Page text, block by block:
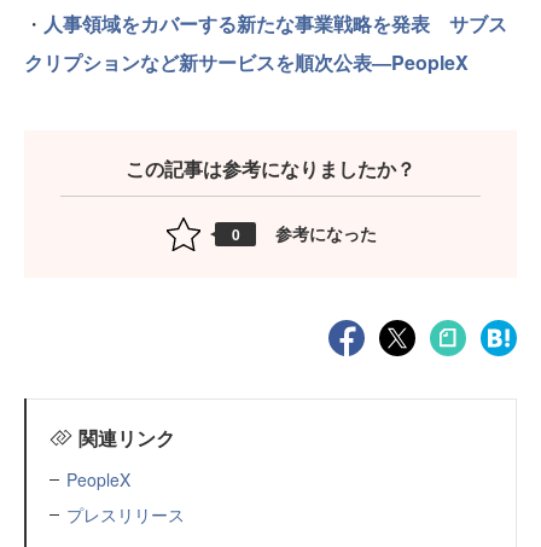
・ 人事領域をカバーする新たな事業戦略を発表 サブス
クリプションなど新サービスを順次公表—PeopleX
この記事は参考になりましたか？
0 参考になった
関連リンク
PeopleX
プレスリリース